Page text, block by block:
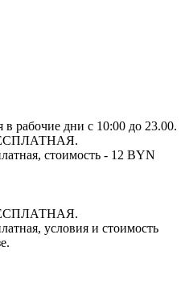
в рабочие дни с 10:00 до 23.00.
стоимость - 12 BYN
условия и стоимость